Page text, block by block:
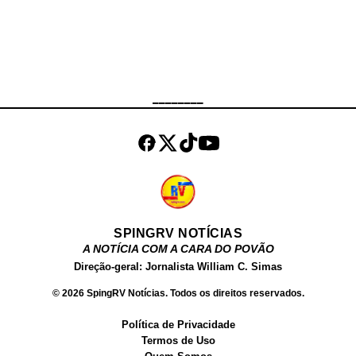
SPINGRV NOTÍCIAS
A NOTÍCIA COM A CARA DO POVÃO
Direção-geral: Jornalista William C. Simas
© 2026 SpingRV Notícias. Todos os direitos reservados.
Política de Privacidade
Termos de Uso